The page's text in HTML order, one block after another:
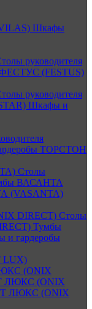
Шкафы
руководителя
(FESTUS)
руководителя
Шкафы и
ТОРСТОН
Столы
ВАСАНТА
(VASANTA)
DIRECT) Столы
Тумбы
и гардеробы
(ONIX
(ONIX
ЛЮКС (ONIX